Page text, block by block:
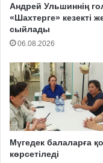
Андрей Ульшиннің
«Шахтерге» кезекті
сыйлады
06.08.2026
Мүгедек балаларға
көрсетіледі